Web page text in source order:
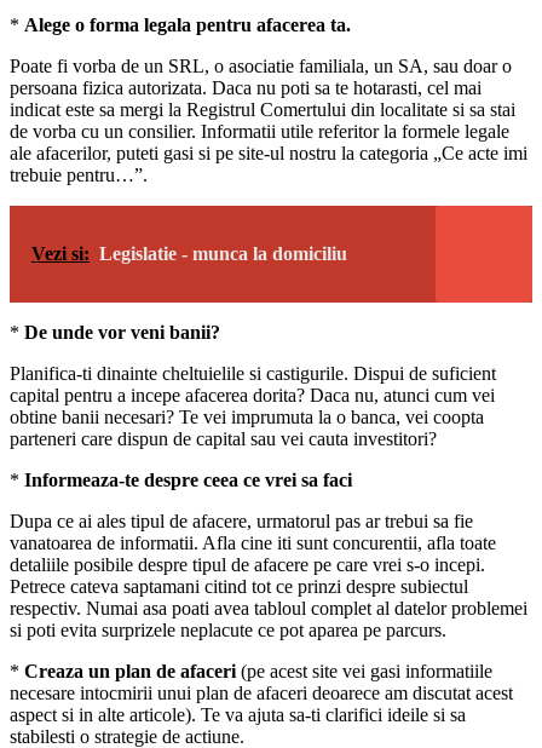
* Alege o forma legala pentru afacerea ta.
Poate fi vorba de un SRL, o asociatie familiala, un SA, sau doar o
persoana fizica autorizata. Daca nu poti sa te hotarasti, cel mai
indicat este sa mergi la Registrul Comertului din localitate si sa stai
de vorba cu un consilier. Informatii utile referitor la formele legale
ale afacerilor, puteti gasi si pe site-ul nostru la categoria „Ce acte imi
trebuie pentru…”.
Vezi si: Legislatie - munca la domiciliu
* De unde vor veni banii?
Planifica-ti dinainte cheltuielile si castigurile. Dispui de suficient
capital pentru a incepe afacerea dorita? Daca nu, atunci cum vei
obtine banii necesari? Te vei imprumuta la o banca, vei coopta
parteneri care dispun de capital sau vei cauta investitori?
* Informeaza-te despre ceea ce vrei sa faci
Dupa ce ai ales tipul de afacere, urmatorul pas ar trebui sa fie
vanatoarea de informatii. Afla cine iti sunt concurentii, afla toate
detaliile posibile despre tipul de afacere pe care vrei s-o incepi.
Petrece cateva saptamani citind tot ce prinzi despre subiectul
respectiv. Numai asa poati avea tabloul complet al datelor problemei
si poti evita surprizele neplacute ce pot aparea pe parcurs.
* Creaza un plan de afaceri (pe acest site vei gasi informatiile
necesare intocmirii unui plan de afaceri deoarece am discutat acest
aspect si in alte articole). Te va ajuta sa-ti clarifici ideile si sa
stabilesti o strategie de actiune.